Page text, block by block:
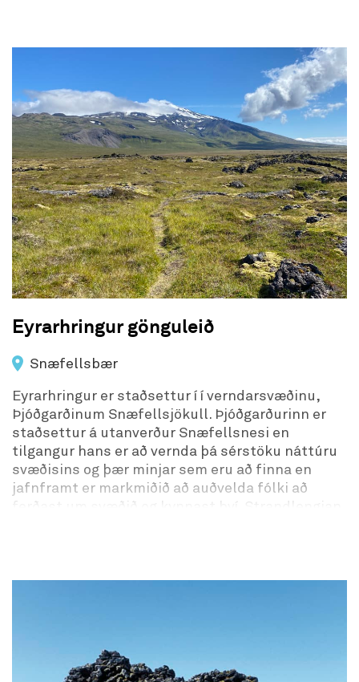
flugfjaðrir og eru í sárum í júlí. Austurbakkarnir
eru þurrir og þægilegir yfirferðar. Svæðið nýtur
alþjóðlegrar friðlýsingar RAMSAR sáttmálans,
sem er samþykkt um votlendi sem hafa
alþjóðlegt gildi, einkum fyrir fuglalíf. Handan
Blöndukvíslar er skáli Ferðafélags
Fljótsdalshéraðs við Geldingafell og vestan
megin við Snæfell er Snæfellsskáli.
Eyrarhringur gönguleið
Snæfellsbær
Eyrarhringur er staðsettur í í verndarsvæðinu,
Þjóðgarðinum Snæfellsjökull. Þjóðgarðurinn er
staðsettur á utanverður Snæfellsnesi en
tilgangur hans er að vernda þá sérstöku náttúru
svæðisins og þær minjar sem eru að finna en
jafnframt er markmiðið að auðvelda fólki að
bílastæði liggja tvær gönguleiðir, önnur að
niður að sjó og að mestu um helluhraun. Fallegar
tjarnir eru í hrauninu og þar eru ýmsar tegundir